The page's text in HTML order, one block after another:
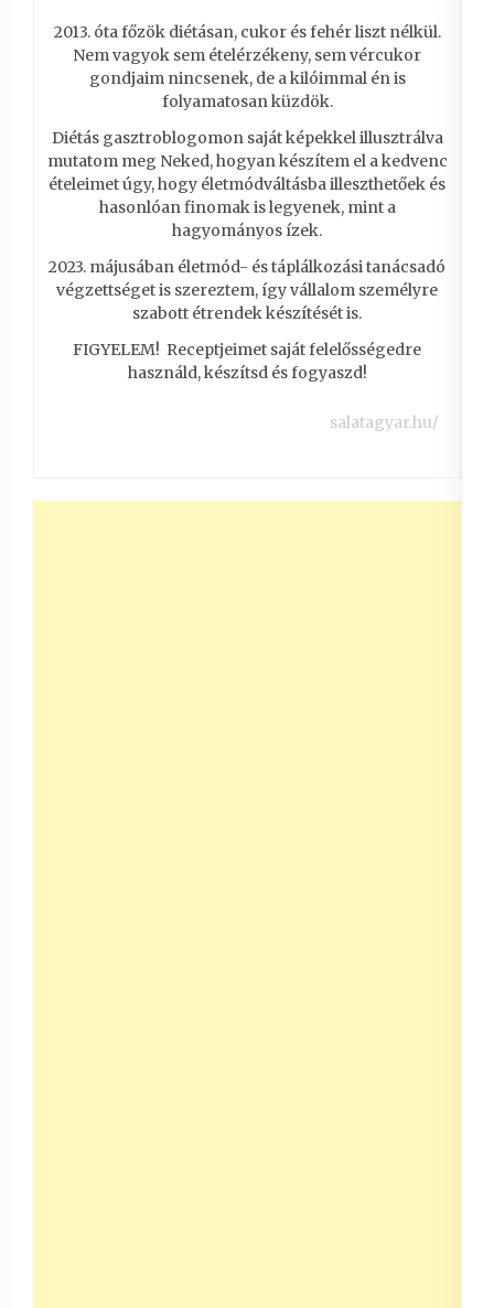
2013. óta főzök diétásan, cukor és fehér liszt nélkül.
Nem vagyok sem ételérzékeny, sem vércukor
gondjaim nincsenek, de a kilóimmal én is
folyamatosan küzdök.
Diétás gasztroblogomon saját képekkel illusztrálva
mutatom meg Neked, hogyan készítem el a kedvenc
ételeimet úgy, hogy életmódváltásba illeszthetőek és
hasonlóan finomak is legyenek, mint a
hagyományos ízek.
2023. májusában életmód- és táplálkozási tanácsadó
végzettséget is szereztem, így vállalom személyre
szabott étrendek készítését is.
FIGYELEM! Receptjeimet saját felelősségedre
használd, készítsd és fogyaszd!
salatagyar.hu/